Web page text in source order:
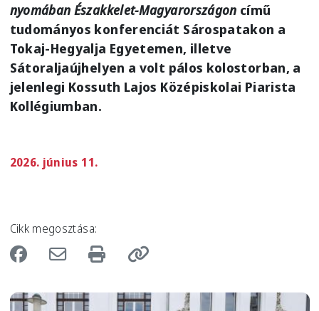
nyomában Északkelet-Magyarországon című
tudományos konferenciát Sárospatakon a
Tokaj-Hegyalja Egyetemen, illetve
Sátoraljaújhelyen a volt pálos kolostorban, a
jelenlegi Kossuth Lajos Középiskolai Piarista
Kollégiumban.
2026. június 11.
Cikk megosztása:
Image